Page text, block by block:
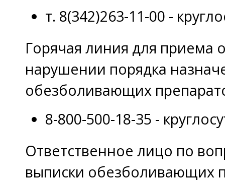
т. 8(342)263-11-00 -
Горячая линия для
нарушении порядка
обезболивающих
8-800-500-18-35 -
Ответственное лицо по
выписки обезболивающих